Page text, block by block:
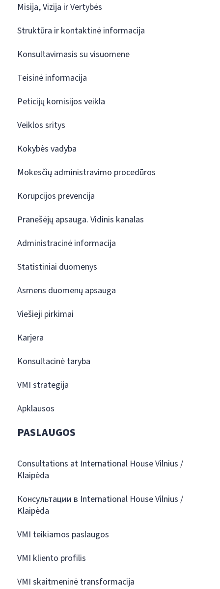
Misija, Vizija ir Vertybės
Struktūra ir kontaktinė informacija
Konsultavimasis su visuomene
Teisinė informacija
Peticijų komisijos veikla
Veiklos sritys
Kokybės vadyba
Mokesčių administravimo procedūros
Korupcijos prevencija
Pranešėjų apsauga. Vidinis kanalas
Administracinė informacija
Statistiniai duomenys
Asmens duomenų apsauga
Viešieji pirkimai
Karjera
Konsultacinė taryba
VMI strategija
Apklausos
PASLAUGOS
Consultations at International House Vilnius /
Klaipėda
Консультации в International House Vilnius /
Klaipėda
VMI teikiamos paslaugos
VMI kliento profilis
VMI skaitmeninė transformacija